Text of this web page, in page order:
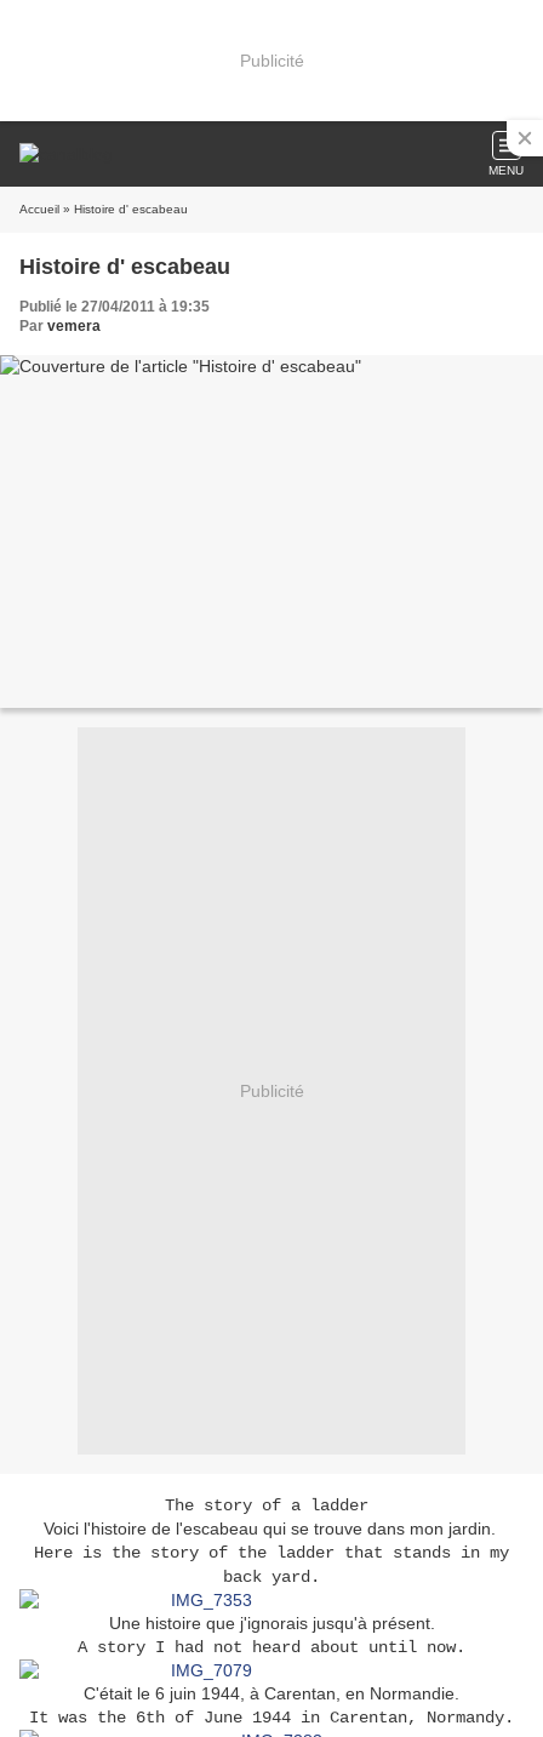
Publicité
MENU
Accueil » Histoire d' escabeau
Histoire d' escabeau
Publié le 27/04/2011 à 19:35
Par vemera
Publicité
The story of a ladder
Voici l'histoire de l'escabeau qui se trouve dans mon jardin.
Here is the story of the ladder that stands in my
back yard.
Une histoire que j'ignorais jusqu'à présent.
A story I had not heard about until now.
C'était le 6 juin 1944, à Carentan, en Normandie.
It was the 6th of June 1944 in Carentan, Normandy.